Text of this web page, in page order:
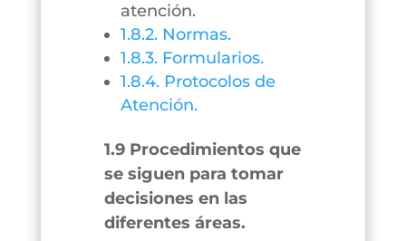
atención.
1.8.2. Normas.
1.8.3. Formularios.
1.8.4. Protocolos de
Atención.
1.9 Procedimientos que
se siguen para tomar
decisiones en las
diferentes áreas.